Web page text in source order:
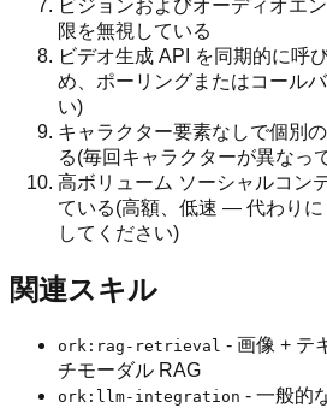
ビジョンおよびオーディオエ
限を無視している
ビデオ生成 API を同期的に呼
め、ポーリングまたはコール
い)
キャラクター要素なしで個別
る(毎回キャラクターが異なっ
高ボリューム ソーシャルコン
ている(高額、低速 — 代わりに
してください)
関連スキル
ork:rag-retrieval - 画像 + テ
チモーダル RAG
ork:llm-integration - 一般的